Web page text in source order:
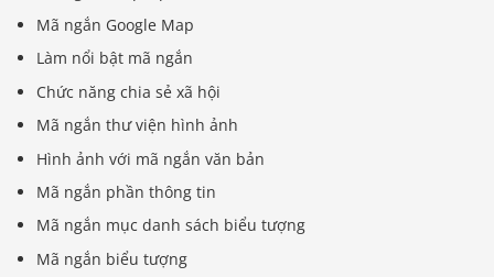
Mã ngắn Google Map
Làm nổi bật mã ngắn
Chức năng chia sẻ xã hội
Mã ngắn thư viện hình ảnh
Hình ảnh với mã ngắn văn bản
Mã ngắn phần thông tin
Mã ngắn mục danh sách biểu tượng
Mã ngắn biểu tượng